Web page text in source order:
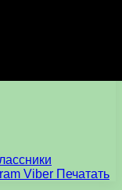
Viber Печатать